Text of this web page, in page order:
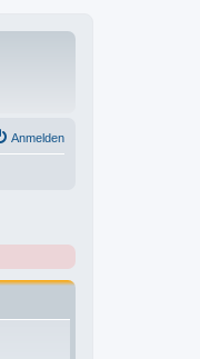
Anmelden